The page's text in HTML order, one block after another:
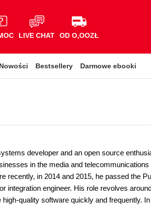
LIVE CHAT OD O,OOZŁ
Nowości Bestsellery Darmowe ebooki
developer and an open source
in the media and
recently, in 2014 and 2015, he passed the
integration engineer. His role revolves
quality software quickly and frequently.